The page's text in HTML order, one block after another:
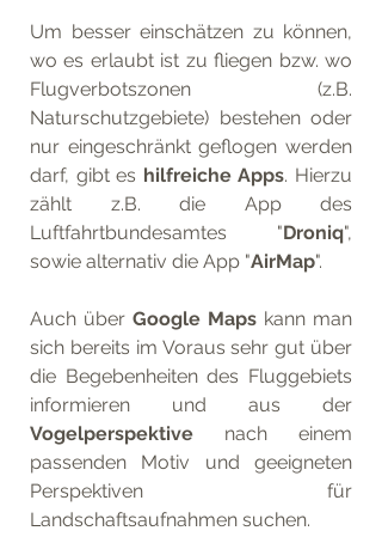
Um besser einschätzen zu können,
wo es erlaubt ist zu fliegen bzw. wo
Flugverbotszonen  (z.B.
Naturschutzgebiete) bestehen oder
nur eingeschränkt geflogen werden
darf, gibt es hilfreiche Apps. Hierzu
zählt z.B. die App des
Luftfahrtbundesamtes "Droniq",
sowie alternativ die App "AirMap".
Auch über Google Maps kann man
sich bereits im Voraus sehr gut über
die Begebenheiten des Fluggebiets
Vogelperspektive nach einem
passenden Motiv und geeigneten
Perspektiven für
Landschaftsaufnahmen suchen.